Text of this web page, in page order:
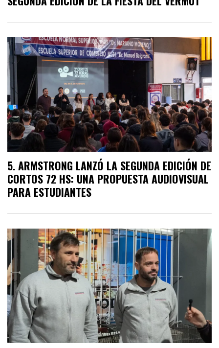
ARMSTRONG LANZÓ LA SEGUNDA EDICIÓN DE
CORTOS 72 HS: UNA PROPUESTA AUDIOVISUAL
PARA ESTUDIANTES